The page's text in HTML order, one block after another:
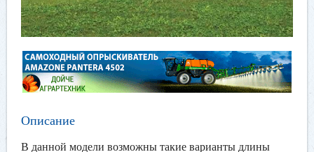
Описание
В данной модели возможны такие варианты длины